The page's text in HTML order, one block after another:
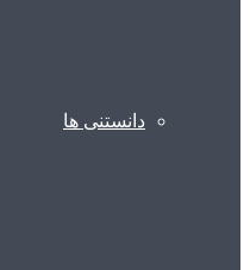
دانستنی ها